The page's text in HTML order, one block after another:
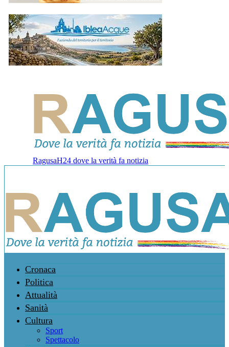
RagusaH24 dove la verità fa notizia
Cronaca
Politica
Attualità
Sanità
Cultura
Sport
Spettacolo